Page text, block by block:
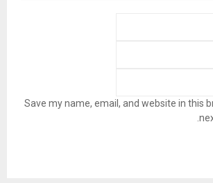
Save my name, email, and website in this